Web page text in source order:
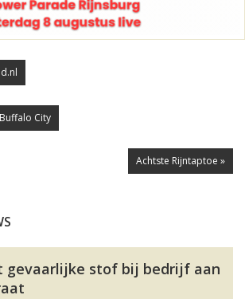
City
Achtste Rijntaptoe »
gevaarlijke stof bij bedrijf aan